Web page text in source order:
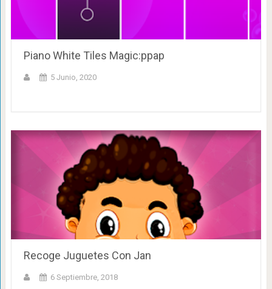
Piano White Tiles Magic:ppap
5 Junio, 2020
Recoge Juguetes Con Jan
6 Septiembre, 2018